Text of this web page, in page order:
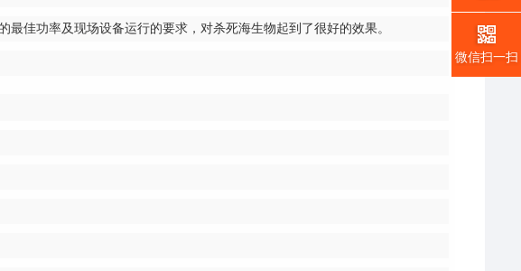
佳功率及现场设备运行的要求，对杀死海生物起到了很好的效果。
微信扫一扫